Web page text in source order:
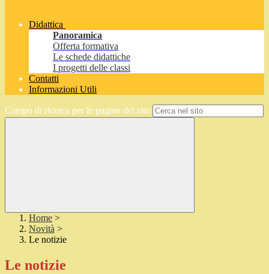
Didattica
Panoramica
Offerta formativa
Le schede didattiche
I progetti delle classi
Contatti
Informazioni Utili
Campo di ricerca per le pagine del sito
Home >
Novità >
Le notizie
Le notizie